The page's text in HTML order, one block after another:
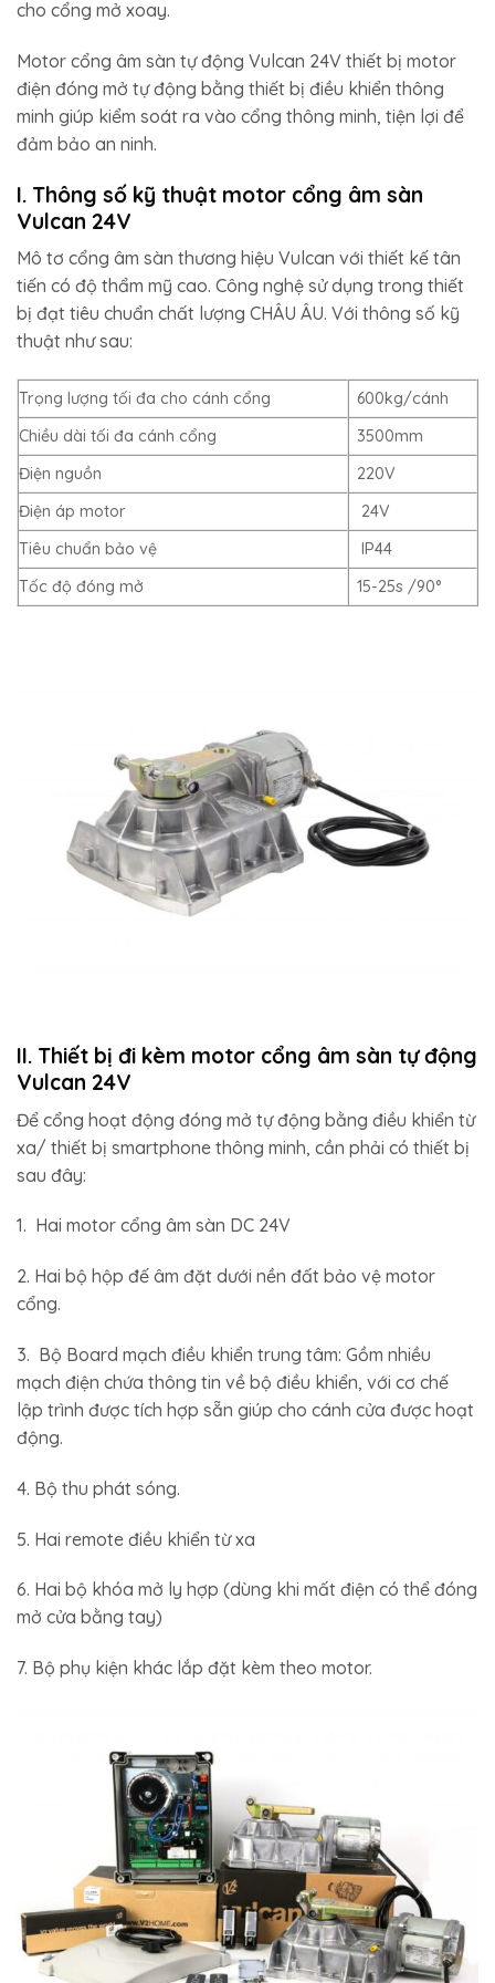
cho cổng mở xoay.
Motor cổng âm sàn tự động Vulcan 24V thiết bị motor
điện đóng mở tự động bằng thiết bị điều khiển thông
minh giúp kiểm soát ra vào cổng thông minh, tiện lợi để
đảm bảo an ninh.
I. Thông số kỹ thuật motor cổng âm sàn
Vulcan 24V
Mô tơ cổng âm sàn thương hiệu Vulcan với thiết kế tân
tiến có độ thẩm mỹ cao. Công nghệ sử dụng trong thiết
bị đạt tiêu chuẩn chất lượng CHÂU ÂU. Với thông số kỹ
thuật như sau:
Trọng lượng tối đa cho cánh cổng
600kg/cánh
Chiều dài tối đa cánh cổng
3500mm
Điện nguồn
220V
Điện áp motor
24V
Tiêu chuẩn bảo vệ
IP44
Tốc độ đóng mở
15-25s /90°
II. Thiết bị đi kèm motor cổng âm sàn tự động
Vulcan 24V
Để cổng hoạt động đóng mở tự động bằng điều khiển từ
xa/ thiết bị smartphone thông minh, cần phải có thiết bị
sau đây:
1. Hai motor cổng âm sàn DC 24V
2. Hai bộ hộp đế âm đặt dưới nền đất bảo vệ motor
cổng.
3. Bộ Board mạch điều khiển trung tâm: Gồm nhiều
mạch điện chứa thông tin về bộ điều khiển, với cơ chế
lập trình được tích hợp sẵn giúp cho cánh cửa được hoạt
động.
4. Bộ thu phát sóng.
5. Hai remote điều khiển từ xa
6. Hai bộ khóa mở ly hợp (dùng khi mất điện có thể đóng
mở cửa bằng tay)
7. Bộ phụ kiện khác lắp đặt kèm theo motor.